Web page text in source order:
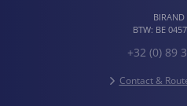
BIRAND
BTW: BE
+32 (0) 89
Contact &